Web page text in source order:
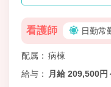
看護師 日勤常
配属
病棟
給与
月給 209,500円